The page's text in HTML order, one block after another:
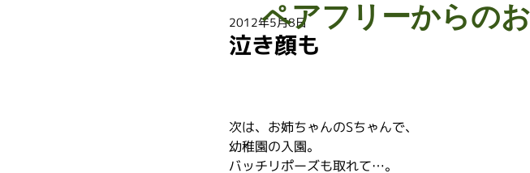
泣き顔も
2012年5月8日
次は、お姉ちゃんのSちゃんで、
幼稚園の入園。
バッチリポーズも取れて…。
ペアフリーからの